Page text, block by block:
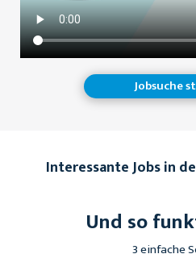
Jobsuche
Interessante Jobs in
Und so
3 einfache